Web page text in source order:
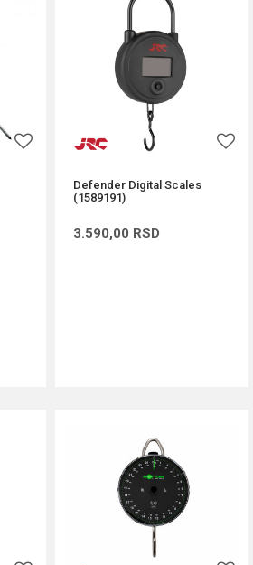
Defender Digital Scales
(1589191)
3.590,00 RSD